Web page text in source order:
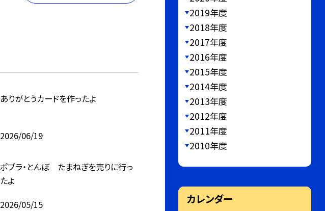
ありがとうカードを作ったよ
2026/06/19
ポプラ・とんぼ たまねぎを売りに行っ
たよ
2026/05/15
2019年度
2018年度
2017年度
2016年度
2015年度
2014年度
2013年度
2012年度
2011年度
2010年度
カレンダー